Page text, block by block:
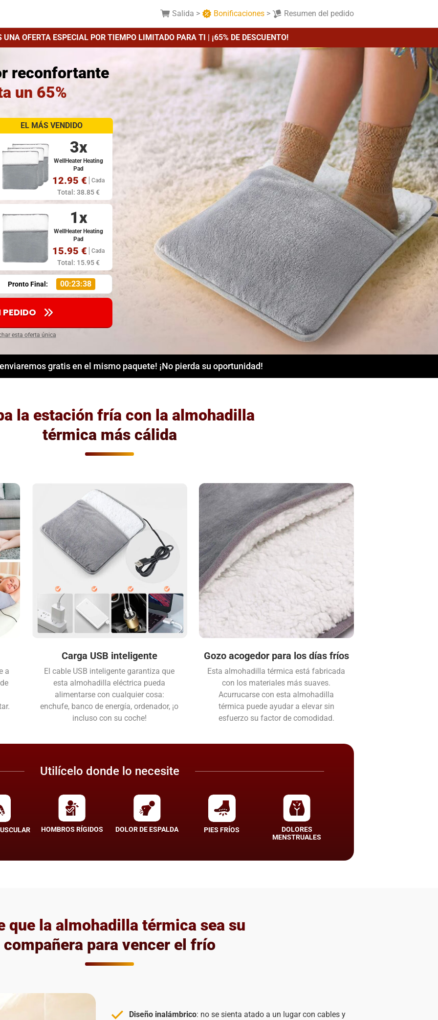
Salida > Bonificaciones > Resumen del pedido
UNA OFERTA ESPECIAL POR TIEMPO LIMITADO PARA TI | ¡65% DE DESCUENTO!
reconfortante
un 65%
EL MÁS VENDIDO
3x
WellHeater Heating
Pad
12.95 € Cada
Total: 38.85 €
1x
WellHeater Heating
Pad
15.95 € Cada
Total: 15.95 €
Pronto Final: 00:23:37
esta oferta única
enviaremos gratis en el mismo paquete! ¡No pierda su oportunidad!
la estación fría con la almohadilla
térmica más cálida
a
Carga USB inteligente
El cable USB inteligente garantiza que
esta almohadilla eléctrica pueda
alimentarse con cualquier cosa:
enchufe, banco de energía, ordenador, ¡o
incluso con su coche!
Gozo acogedor para los días fríos
Esta almohadilla térmica está fabricada
con los materiales más suaves.
Acurrucarse con esta almohadilla
térmica puede ayudar a elevar sin
esfuerzo su factor de comodidad.
Utilícelo donde lo necesite
HOMBROS RÍGIDOS DOLOR DE ESPALDA PIES FRÍOS
DOLORES
MENSTRUALES
que la almohadilla térmica sea su
compañera para vencer el frío
Diseño inalámbrico: no se sienta atado a un lugar con cables y